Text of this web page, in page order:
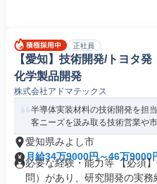
正社員
【愛知】技術開発/トヨタ
化学製品開発
株式会社アドマテックス
半導体実装材料の技術開発を担
客ニーズを汲み取る技術営業や
愛知県みよし市
月給34万9000円～46万9000
必要な経験・能力等 【必須
問）があり、研究開発の実務